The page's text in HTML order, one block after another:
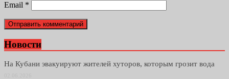
Email *
Новости
На Кубани эвакуируют жителей хуторов, которым грозит вода